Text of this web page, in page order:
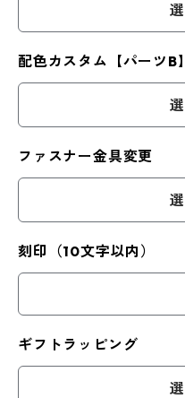
配色カスタム【パーツB】
ファスナー金具変更
刻印（10文字以内）
ギフトラッピング